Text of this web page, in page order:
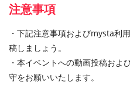
注意事項
・下記注意事項およびmysta利
稿しましょう。
・本イベントへの動画投稿お
守をお願いいたします。